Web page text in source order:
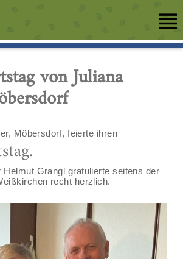
von Juliana
Möbersdorf, feierte ihren
Grangl gratulierte seitens der
recht herzlich.